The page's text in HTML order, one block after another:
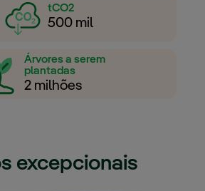
tCO2
500 mil
Árvores a serem
plantadas
2 milhões
excepcionais